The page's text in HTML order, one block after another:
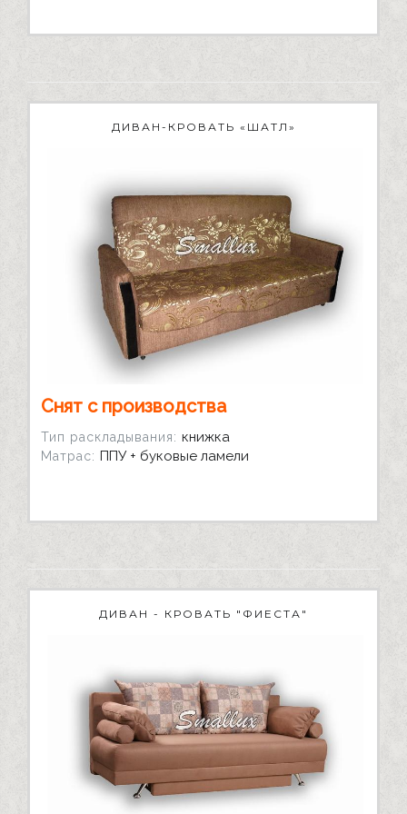
ДИВАН-КРОВАТЬ «ШАТЛ»
Снят с производства
Тип раскладывания: книжка
Матрас: ППУ + буковые ламели
ДИВАН - КРОВАТЬ "ФИЕСТА"